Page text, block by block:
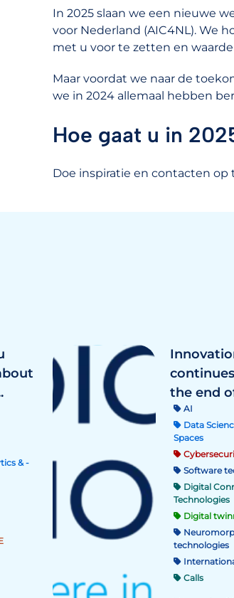
In 2025 slaan we een nieuwe
voor Nederland (AIC4NL). We
met u voor te zetten en
Maar voordat we naar de
we in 2024 allemaal hebben
Hoe gaat u in
Doe inspiratie en contacten op
& -
the end
AI
Data
Spaces
Software
Digital
Technologies
Digital
technologies
Calls